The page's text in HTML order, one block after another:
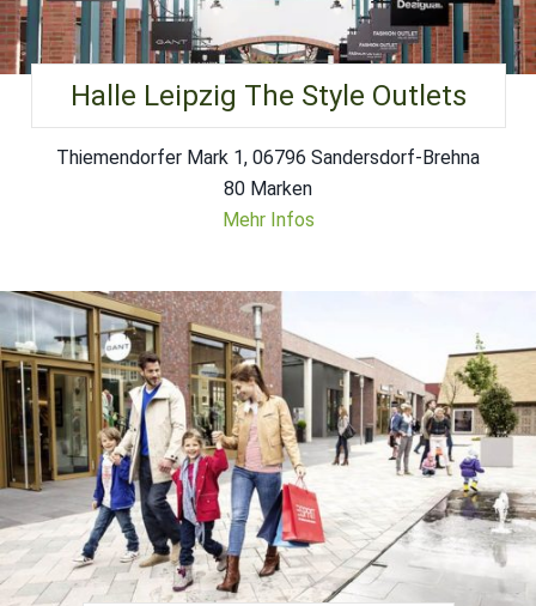
Halle Leipzig The Style Outlets
Thiemendorfer Mark 1, 06796 Sandersdorf-Brehna
80 Marken
Mehr Infos